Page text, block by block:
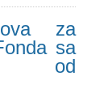
za
sa
od